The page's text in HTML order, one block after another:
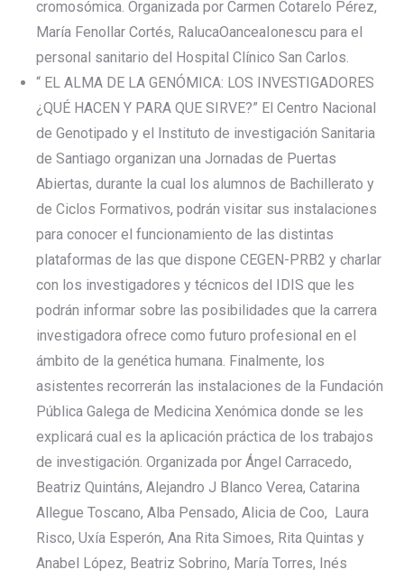
cromosómica. Organizada por Carmen Cotarelo Pérez,
María Fenollar Cortés, RalucaOanceaIonescu para el
personal sanitario del Hospital Clínico San Carlos.
“ EL ALMA DE LA GENÓMICA: LOS INVESTIGADORES
¿QUÉ HACEN Y PARA QUE SIRVE?” El Centro Nacional
de Genotipado y el Instituto de investigación Sanitaria
de Santiago organizan una Jornadas de Puertas
Abiertas, durante la cual los alumnos de Bachillerato y
de Ciclos Formativos, podrán visitar sus instalaciones
para conocer el funcionamiento de las distintas
plataformas de las que dispone CEGEN-PRB2 y charlar
con los investigadores y técnicos del IDIS que les
podrán informar sobre las posibilidades que la carrera
investigadora ofrece como futuro profesional en el
ámbito de la genética humana. Finalmente, los
asistentes recorrerán las instalaciones de la Fundación
Pública Galega de Medicina Xenómica donde se les
explicará cual es la aplicación práctica de los trabajos
de investigación. Organizada por Ángel Carracedo,
Beatriz Quintáns, Alejandro J Blanco Verea, Catarina
Allegue Toscano, Alba Pensado, Alicia de Coo, Laura
Risco, Uxía Esperón, Ana Rita Simoes, Rita Quintas y
Anabel López, Beatriz Sobrino, María Torres, Inés